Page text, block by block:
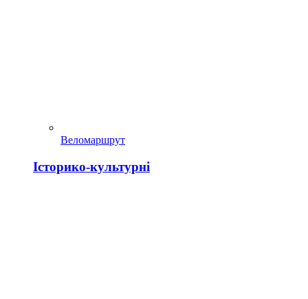
Веломаршрут
Історико-культурні